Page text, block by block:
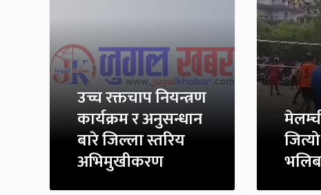
उच्च रक्तचाप नियन्त्रण
कार्यक्रम र अनुसन्धान
बारे जिल्ला स्तरिय
अभिमुखीकरण